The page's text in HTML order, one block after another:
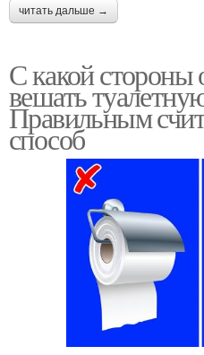
читать дальше →
С какой стороны
вешать
Правильным
способ